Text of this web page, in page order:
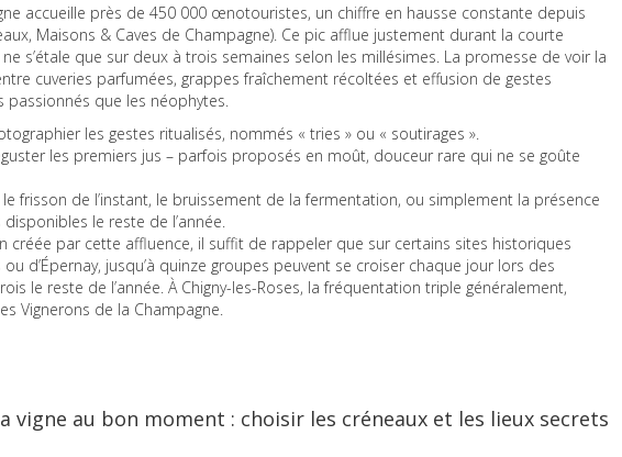
accueille près de 450 000 œnotouristes, un chiffre en hausse constante depuis
Maisons & Caves de Champagne). Ce pic afflue justement durant la courte
s’étale que sur deux à trois semaines selon les millésimes. La promesse de voir la
cuveries parfumées, grappes fraîchement récoltées et effusion de gestes
passionnés que les néophytes.
les gestes ritualisés, nommés « tries » ou « soutirages ».
les premiers jus – parfois proposés en moût, douceur rare qui ne se goûte
frisson de l’instant, le bruissement de la fermentation, ou simplement la présence
le reste de l’année.
créée par cette affluence, il suffit de rappeler que sur certains sites historiques
d’Épernay, jusqu’à quinze groupes peuvent se croiser chaque jour lors des
le reste de l’année. À Chigny-les-Roses, la fréquentation triple généralement,
Vignerons de la Champagne.
vigne au bon moment : choisir les créneaux et les lieux secrets